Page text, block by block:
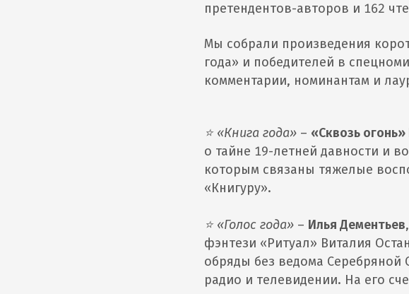
претендентов-авторов и 162
Мы собрали произведения
года» и победителей в
комментарии, номинантам и
⭐ «Книга года» – «Сквозь
о тайне 19-летней давности и
которым связаны тяжелые
«Книгуру».
⭐ «Голос года» – Илья Дементьев
фэнтези «Ритуал» Виталия
обряды без ведома Серебряной
радио и телевидении. На его